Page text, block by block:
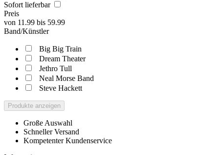
Sofort lieferbar
Preis
von 11.99 bis 59.99
Band/Künstler
Big Big Train
Dream Theater
Jethro Tull
Neal Morse Band
Steve Hackett
Produkte anzeigen
Große Auswahl
Schneller Versand
Kompetenter Kundenservice